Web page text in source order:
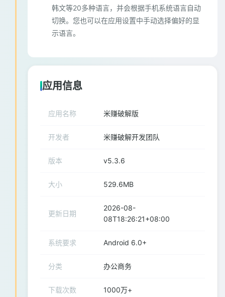
韩文等20多种语言，并会根据手机系统语言自动
切换。您也可以在应用设置中手动选择偏好的显
示语言。
应用信息
应用名称 米赚破解版
开发者 米赚破解开发团队
版本 v5.3.6
大小 529.6MB
更新日期
2026-08-
08T18:26:21+08:00
系统要求 Android 6.0+
分类 办公商务
下载次数 1000万+